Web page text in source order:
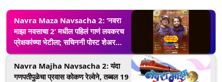
Navra Maza Navsacha 2: ‘नवरा
माझा नवसाचा 2’ मधील पहिलं गाणं लवकरच
प्रेक्षकांच्या भेटीला; सचिननी पोस्ट शेअर
करत दिली माहिती
Navra Majha Navsacha 2: यंदा
गणपतीपुळेचा प्रवास कोकण रेल्वेने, तब्बल 19